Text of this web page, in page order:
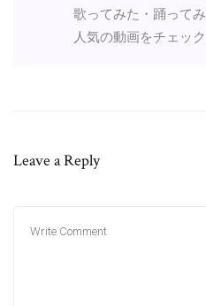
歌ってみた・踊って
人気の動画をチェック
Leave a Reply